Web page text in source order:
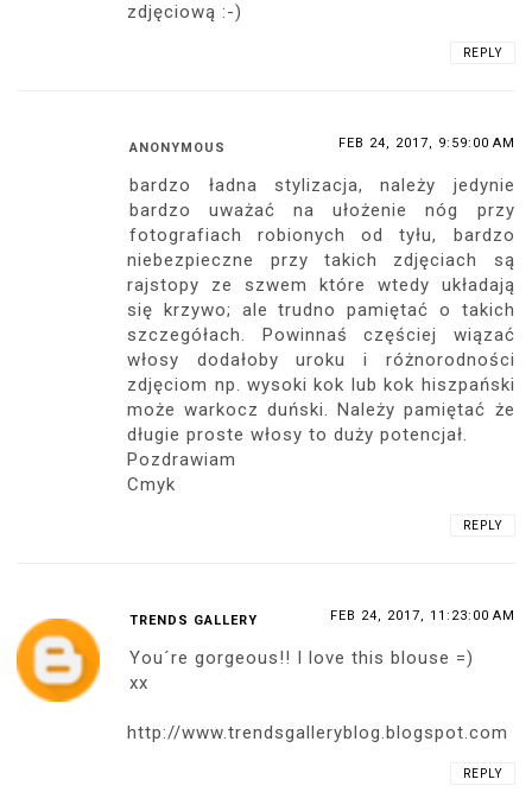
zdjęciową :-)
REPLY
ANONYMOUS FEB 24, 2017, 9:59:00 AM
bardzo ładna stylizacja, należy jedynie
bardzo uważać na ułożenie nóg przy
fotografiach robionych od tyłu, bardzo
niebezpieczne przy takich zdjęciach są
rajstopy ze szwem które wtedy układają
się krzywo; ale trudno pamiętać o takich
szczegółach. Powinnaś częściej wiązać
włosy dodałoby uroku i różnorodności
zdjęciom np. wysoki kok lub kok hiszpański
może warkocz duński. Należy pamiętać że
długie proste włosy to duży potencjał.
Pozdrawiam
Cmyk
REPLY
TRENDS GALLERY FEB 24, 2017, 11:23:00 AM
You´re gorgeous!! I love this blouse =)
xx
http://www.trendsgalleryblog.blogspot.com
REPLY